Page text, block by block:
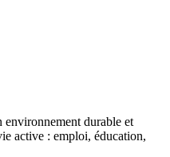
durable et
active : emploi, éducation,